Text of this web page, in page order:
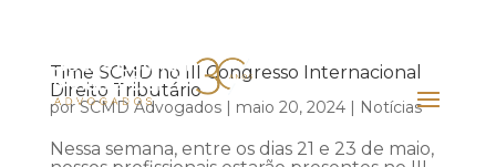
Time SCMD no III Congresso Internacional
Direito Tributário
porSCMD Advogados| maio 20, 2024| Notícias
Nessa semana, entre os dias 21 e 23 de maio,